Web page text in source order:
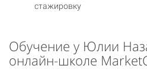
стажировку
Обучение у Юлии
онлайн-школе